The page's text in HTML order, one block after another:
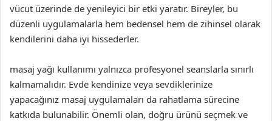
vücut üzerinde de yenileyici bir etki yaratır. Bireyler, bu
düzenli uygulamalarla hem bedensel hem de zihinsel olarak
kendilerini daha iyi hissederler.
masaj yağı kullanımı yalnızca profesyonel seanslarla sınırlı
kalmamalıdır. Evde kendinize veya sevdiklerinize
yapacağınız masaj uygulamaları da rahatlama sürecine
katkıda bulunabilir. Önemli olan, doğru ürünü seçmek ve